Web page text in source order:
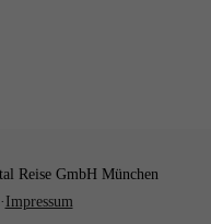
Reise GmbH München
Impressum